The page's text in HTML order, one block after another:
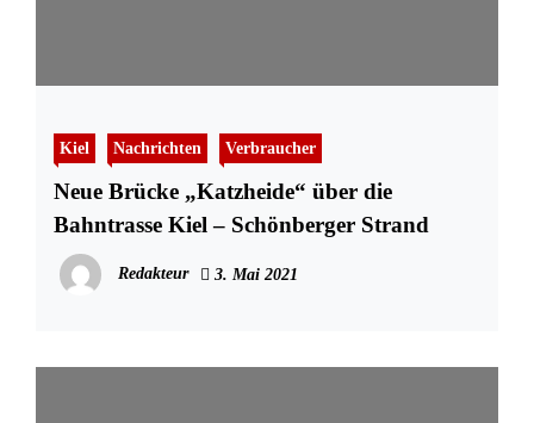
Kiel Nachrichten Verbraucher
Neue Brücke „Katzheide“ über die
Bahntrasse Kiel – Schönberger Strand
Redakteur 3. Mai 2021